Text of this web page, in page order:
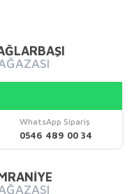
WhatsApp Sipariş
0546 489 00 34